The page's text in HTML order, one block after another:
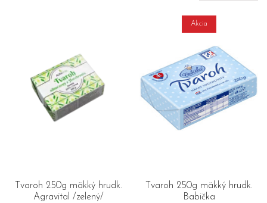
Tvaroh 250g mäkký hrudk.
Agravital /zelený/
Akcia
Tvaroh 250g mäkký hrudk.
Babička